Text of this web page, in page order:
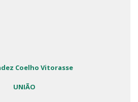
Coelho Vitorasse
UNIÃO